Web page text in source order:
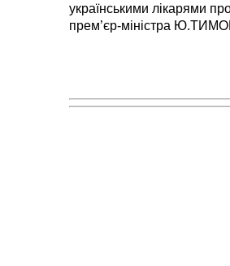
українськими лікарями
прем’єр-міністра